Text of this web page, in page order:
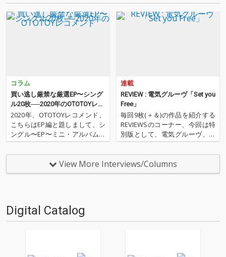
コラム
買い逃し厳禁な厳選EP〜シング
ル20枚──2020年のOTOTOYレコ
メンド
2020年、OTOTOYレコメンド、
こちらはEP編と題しまして、シ
ングル〜EP〜ミニ・アルバムな
どなど、2020年にリリースされ
たアルバム以外の作品群から20
枚厳選しました。いまやアルバ
ムというフォーマットにとらわ
連載
REVIEW : 電気グルーヴ「Set you
Free」
毎回9枚(＋＆)の作品を紹介する
REVIEWSのコーナー、今回は特
別版として、電気グルーヴ、復
活を祝して第一弾シングル「Se
t you Free」のレヴューをお届
けします! （本記事はLIQUIDRO
OMとの共同企画・同時掲載に
View More Interviews/Columns
Digital Catalog